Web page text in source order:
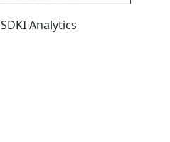
SDKI Analytics